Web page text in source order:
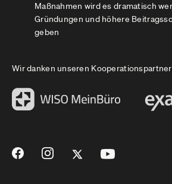
Maßnahmen wird es dramatisch
Gründungen und höhere
geben
Wir danken unseren